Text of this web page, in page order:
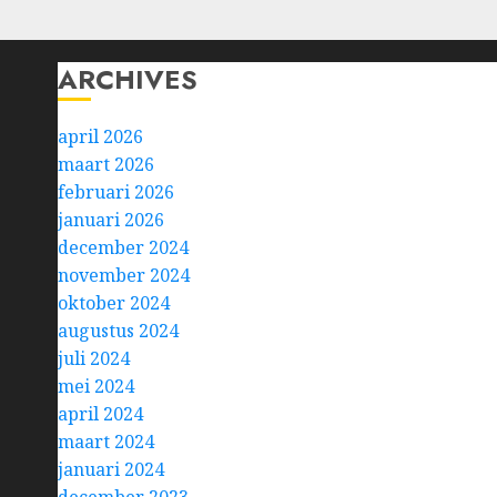
ARCHIVES
april 2026
maart 2026
februari 2026
januari 2026
december 2024
november 2024
oktober 2024
augustus 2024
juli 2024
mei 2024
april 2024
maart 2024
januari 2024